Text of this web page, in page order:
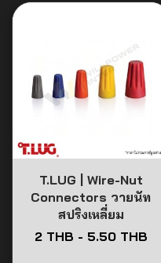
T.LUG | Wire-Nut
Connectors วายนัท
สปริงเหลี่ยม
2 THB - 5.50 THB